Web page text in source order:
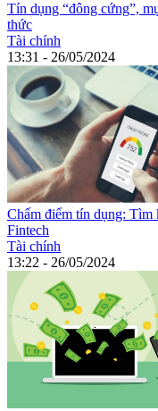
Tín dụng “đông cứng”,
thức
Tài chính
13:31 - 26/05/2024
Chấm điểm tín dụng: Tìm
Fintech
Tài chính
13:22 - 26/05/2024